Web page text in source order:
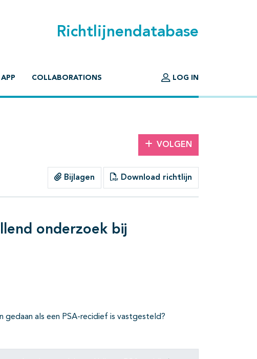
Richtlijnendatabase
APP COLLABORATIONS LOG IN
VOLGEN
Bijlagen Download richtlijn
onderzoek bij
als een PSA-recidief is vastgesteld?